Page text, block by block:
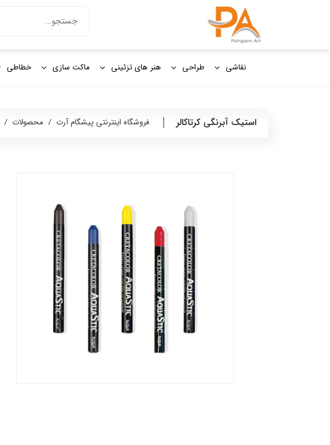
برای:
نقاشی طراحی هنر های تزئینی ماکت سازی خطاطی
استیک آبرنگی کرتاکالر فروشگاه اینترنتی پیشگام آرت / محصولات /